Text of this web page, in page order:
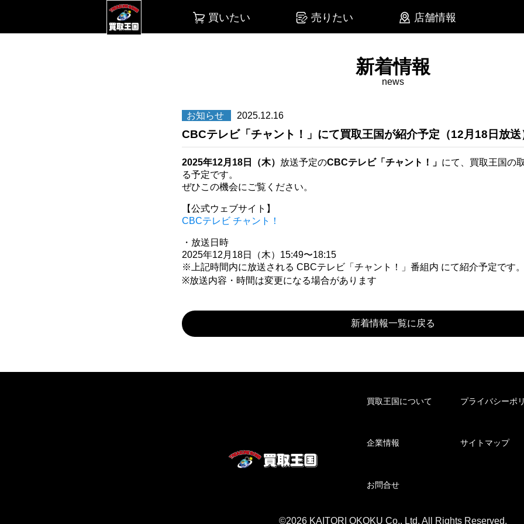
買いたい 売りたい 店舗情報
新着情報
news
お知らせ 2025.12.16
CBCテレビ「チャント！」にて買取王国が紹介予定（12月18日放送
2025年12月18日（木） 放送予定のCBCテレビ「チャント！」 にて、買取王国の
る予定です。
ぜひこの機会にご覧ください。
【公式ウェブサイト】
CBCテレビ チャント！
・放送日時
2025年12月18日（木）15:49〜18:15
※上記時間内に放送される CBCテレビ「チャント！」番組内 にて紹介予定です。
※放送内容・時間は変更になる場合があります
新着情報一覧に戻る
買取王国について プライバシーポ
企業情報 サイトマップ
お問合せ
©2026 KAITORI OKOKU Co., Ltd. All Rights Reserved.